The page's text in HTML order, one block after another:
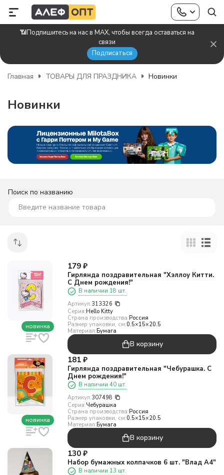
📶Подпишитесь на нас в MAX, чтобы всегда оставаться на
связи
Подписаться
Главная ТОВАРЫ ДЛЯ ПРАЗДНИКА Новинки
Новинки
Поиск по названию
новинка
179 ₽
Гирлянда поздравительная "Хэллоу Китти.
С Днем рождения!"
В наличии 18 шт.
Артикул:313326
Серия:Hello Kitty
Страна производства:Россия
Размер упаковки, см:0.5×15×20.5
Материал:Бумага
В корзину
новинка
181 ₽
Гирлянда поздравительная "Чебурашка. С
Днем рождения!"
В наличии 40 шт.
Артикул:307498
Серия:Чебурашка
Страна производства:Россия
Размер упаковки, см:0.5×15×20.5
Материал:Бумага
В корзину
130 ₽
Набор бумажных колпачков 6 шт. "Влад А4"
В наличии 13 шт.